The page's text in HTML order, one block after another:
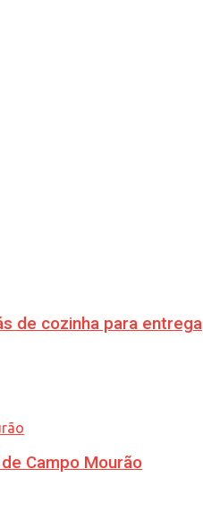
de cozinha para entrega
Campo Mourão